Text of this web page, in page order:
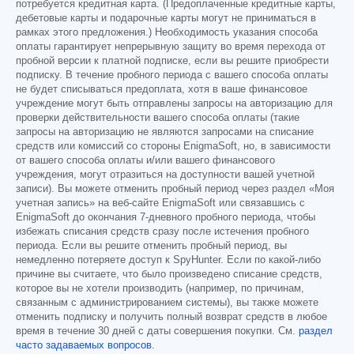
потребуется кредитная карта. (Предоплаченные кредитные карты,
дебетовые карты и подарочные карты могут не приниматься в
рамках этого предложения.) Необходимость указания способа
оплаты гарантирует непрерывную защиту во время перехода от
пробной версии к платной подписке, если вы решите приобрести
подписку. В течение пробного периода с вашего способа оплаты
не будет списываться предоплата, хотя в ваше финансовое
учреждение могут быть отправлены запросы на авторизацию для
проверки действительности вашего способа оплаты (такие
запросы на авторизацию не являются запросами на списание
средств или комиссий со стороны EnigmaSoft, но, в зависимости
от вашего способа оплаты и/или вашего финансового
учреждения, могут отразиться на доступности вашей учетной
записи). Вы можете отменить пробный период через раздел «Моя
учетная запись» на веб-сайте EnigmaSoft или связавшись с
EnigmaSoft до окончания 7-дневного пробного периода, чтобы
избежать списания средств сразу после истечения пробного
периода. Если вы решите отменить пробный период, вы
немедленно потеряете доступ к SpyHunter. Если по какой-либо
причине вы считаете, что было произведено списание средств,
которое вы не хотели производить (например, по причинам,
связанным с администрированием системы), вы также можете
отменить подписку и получить полный возврат средств в любое
время в течение 30 дней с даты совершения покупки. См. раздел
часто задаваемых вопросов.